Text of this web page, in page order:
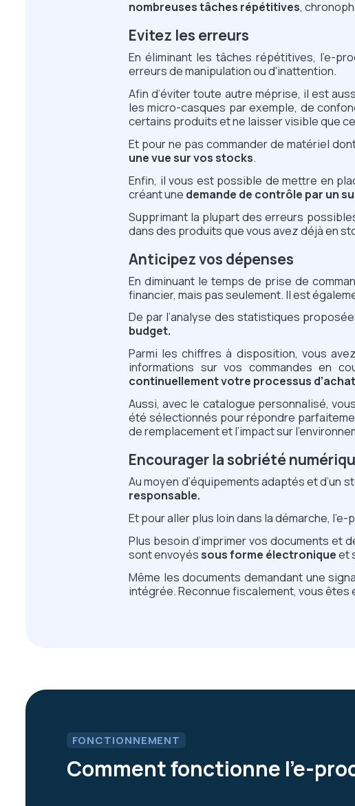
nombreuses tâches répétitives,
Evitez les erreurs
En éliminant les tâches répétitives, l’e-
erreurs de manipulation ou d'inattention.
Afin d’éviter toute autre méprise, il est
les micro-casques par exemple, de
certains produits et ne laisser visible que
Et pour ne pas commander de matériel
une vue sur vos stocks.
Enfin, il vous est possible de mettre en
créant une demande de contrôle par un
Supprimant la plupart des erreurs
dans des produits que vous avez déjà en
Anticipez vos dépenses
En diminuant le temps de prise de
financier, mais pas seulement. Il est
De par l’analyse des statistiques
budget.
Parmi les chiffres à disposition, vous
informations sur vos commandes en
continuellement votre processus
Aussi, avec le catalogue personnalisé,
été sélectionnés pour répondre
de remplacement et l’impact sur
Encourager la sobriété
Au moyen d’équipements adaptés et
responsable.
Et pour aller plus loin dans la démarche,
Plus besoin d’imprimer vos documents et
sont envoyéssous forme électroniqueet
Même les documents demandant une
intégrée. Reconnue fiscalement, vous
FONCTIONNEMENT
Comment fonctionne l’e-